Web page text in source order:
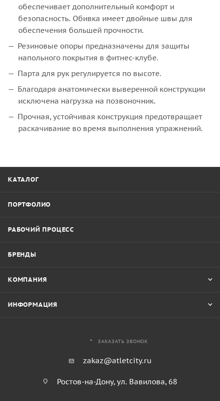
обеспечивает дополнительный комфорт и
безопасность. Обивка имеет двойные швы для
обеспечения большей прочности.
Резиновые опоры предназначены для защиты
напольного покрытия в фитнес-клубе.
Парта для рук регулируется по высоте.
Благодаря анатомически выверенной конструкции
исключена нагрузка на позвоночник.
Прочная, устойчивая конструкция предотвращает
раскачивание во время выполнения упражнений.
КАТАЛОГ
ПОРТФОЛИО
РАБОЧИЙ ПРОЦЕСС
БРЕНДЫ
КОМПАНИЯ
ИНФОРМАЦИЯ
ЗАКАЗАТЬ ЗВОНОК
zakaz@atletcity.ru
Ростов-на-Дону, ул. Вавилова, 68